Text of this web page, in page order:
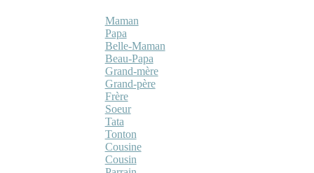
Maman
Papa
Belle-Maman
Beau-Papa
Grand-mère
Grand-père
Frère
Soeur
Tata
Tonton
Cousine
Cousin